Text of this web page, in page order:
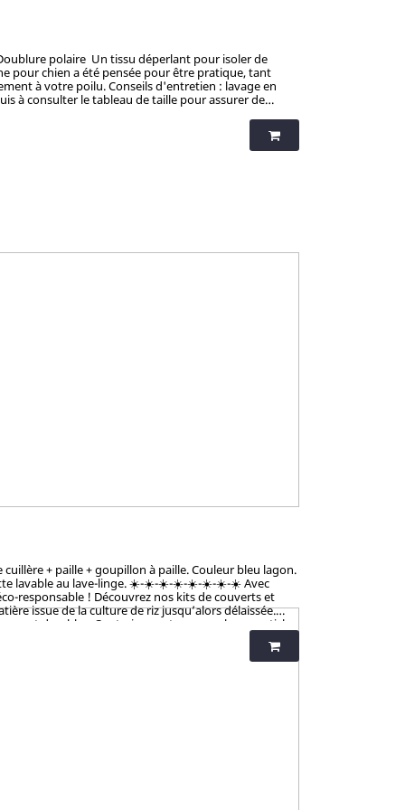
à votre poilu. Conseils d'entretien : lavage en
à consulter le tableau de taille pour assurer de
+ paille + goupillon à paille. Couleur bleu lagon.
lavable au lave-linge. ☀️-☀️-☀️-☀️-☀️-☀️-☀️-☀️ Avec
responsable ! Découvrez nos kits de couverts et
issue de la culture de riz jusqu’alors délaissée.
et durables. Contrairement aux nombreux articles
sains et 100% biodégradables. Breveté : procédé
et non-toxicité.